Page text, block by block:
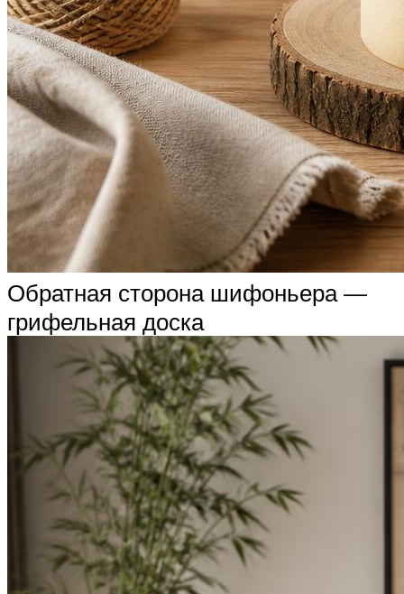
Обратная сторона шифоньера —
грифельная доска